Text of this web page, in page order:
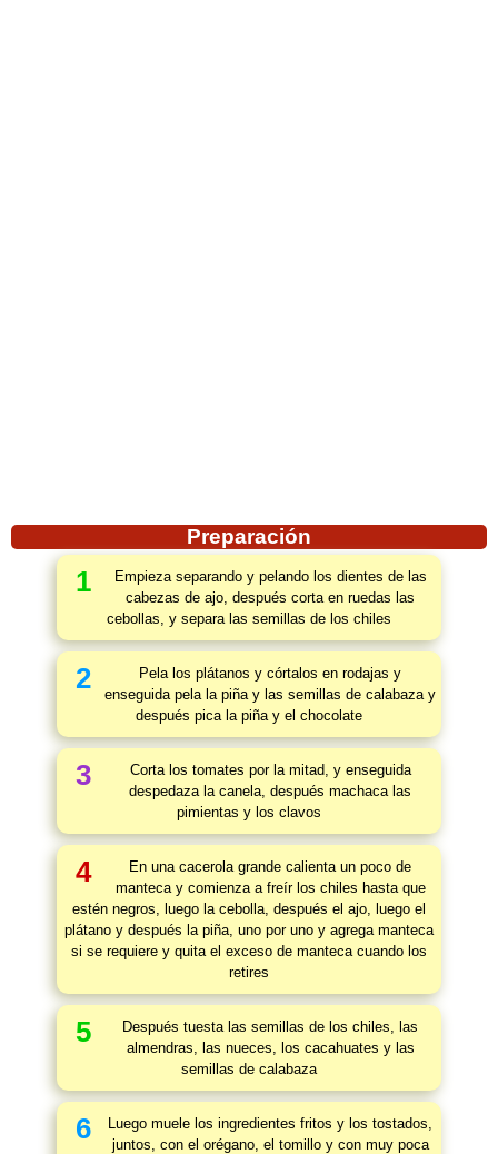
Preparación
1
Empieza separando y pelando los dientes de las
cabezas de ajo, después corta en ruedas las
cebollas, y separa las semillas de los chiles
2
Pela los plátanos y córtalos en rodajas y
enseguida pela la piña y las semillas de calabaza y
después pica la piña y el chocolate
3
Corta los tomates por la mitad, y enseguida
despedaza la canela, después machaca las
pimientas y los clavos
4
En una cacerola grande calienta un poco de
manteca y comienza a freír los chiles hasta que
estén negros, luego la cebolla, después el ajo, luego el
plátano y después la piña, uno por uno y agrega manteca
si se requiere y quita el exceso de manteca cuando los
retires
5
Después tuesta las semillas de los chiles, las
almendras, las nueces, los cacahuates y las
semillas de calabaza
6
Luego muele los ingredientes fritos y los tostados,
juntos, con el orégano, el tomillo y con muy poca